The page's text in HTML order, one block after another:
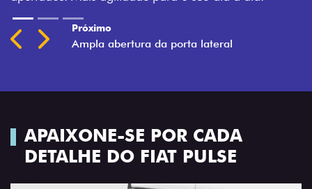
Previous
Next
APAIXONE-SE POR CADA
DETALHE DO FIAT PULSE